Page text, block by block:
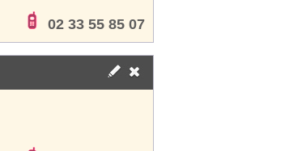
02 33 55 85 07